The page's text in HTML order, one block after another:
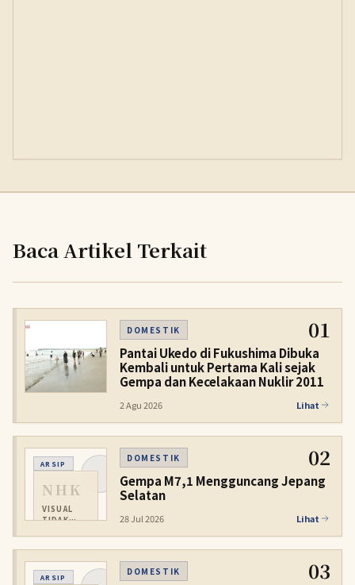
Baca Artikel Terkait
DOMESTIK 01
Pantai Ukedo di Fukushima Dibuka
Kembali untuk Pertama Kali sejak
Gempa dan Kecelakaan Nuklir 2011
2 Agu 2026 Lihat
ARSIP
NHK
VISUAL
TIDAK
DOMESTIK 02
Gempa M7,1 Mengguncang Jepang
Selatan
28 Jul 2026 Lihat
ARSIP DOMESTIK 03